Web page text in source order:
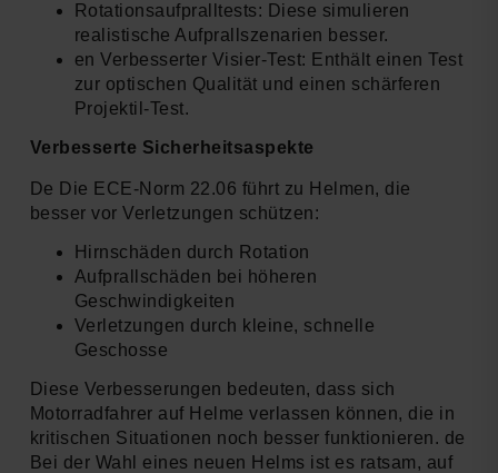
Rotationsaufpralltests: Diese simulieren
realistische Aufprallszenarien besser.
en Verbesserter Visier-Test: Enthält einen Test
zur optischen Qualität und einen schärferen
Projektil-Test.
Verbesserte Sicherheitsaspekte
De Die ECE-Norm 22.06 führt zu Helmen, die
besser vor Verletzungen schützen:
Hirnschäden durch Rotation
Aufprallschäden bei höheren
Geschwindigkeiten
Verletzungen durch kleine, schnelle
Geschosse
Diese Verbesserungen bedeuten, dass sich
Motorradfahrer auf Helme verlassen können, die in
kritischen Situationen noch besser funktionieren. de
Bei der Wahl eines neuen Helms ist es ratsam, auf